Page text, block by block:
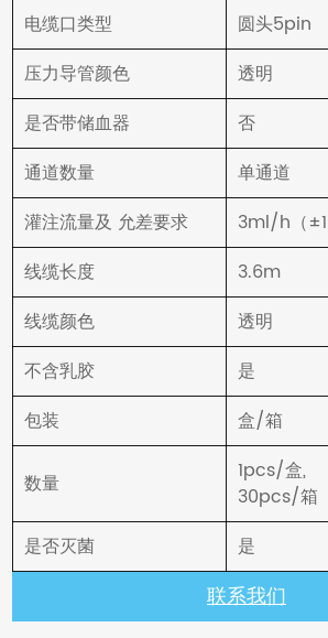
电缆口类型
圆头5pin
压力导管颜色
透明
是否带储血器
否
通道数量
单通道
灌注流量及 允差要求
3ml/h（±1
线缆长度
3.6m
线缆颜色
透明
不含乳胶
是
包装
盒/箱
数量
1pcs/盒,
30pcs/箱
是否灭菌
是
联系我们